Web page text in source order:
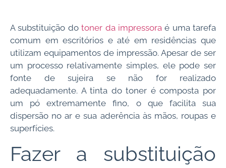
A substituição dotoner da impressoraé uma tarefa
comum em escritórios e até em residências que
utilizam equipamentos de impressão. Apesar de ser
um processo relativamente simples, ele pode ser
fonte de sujeira se não for realizado
adequadamente. A tinta do toner é composta por
um pó extremamente fino, o que facilita sua
dispersão no ar e sua aderência às mãos, roupas e
superfícies.
Fazer a substituição